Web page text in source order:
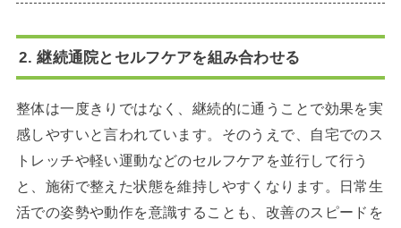
2. 継続通院とセルフケアを組み合わせる
整体は一度きりではなく、継続的に通うことで効果を実
感しやすいと言われています。そのうえで、自宅でのス
トレッチや軽い運動などのセルフケアを並行して行う
と、施術で整えた状態を維持しやすくなります。日常生
活での姿勢や動作を意識することも、改善のスピードを